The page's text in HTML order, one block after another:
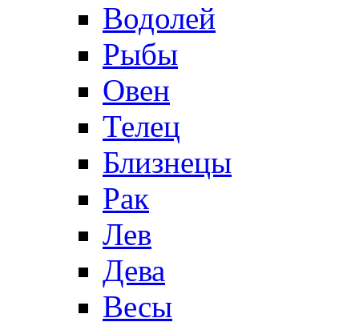
Водолей
Рыбы
Овен
Телец
Близнецы
Рак
Лев
Дева
Весы